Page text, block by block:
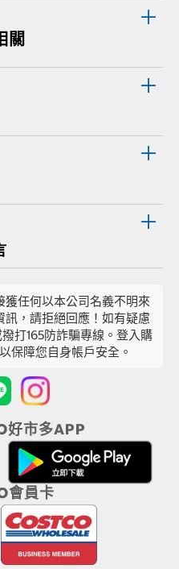
關
獲任何以本公司名義不明來
，請拒絕回應！如有疑慮
撥打165防詐騙專線。登入購
以保障您自身帳戶安全。
好市多APP
會員卡